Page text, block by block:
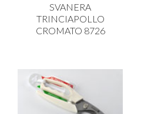
SVANERA
TRINCIAPOLLO
CROMATO 8726